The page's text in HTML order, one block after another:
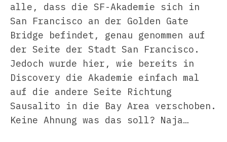
alle, dass die SF-Akademie sich in
San Francisco an der Golden Gate
Bridge befindet, genau genommen auf
der Seite der Stadt San Francisco.
Jedoch wurde hier, wie bereits in
Discovery die Akademie einfach mal
auf die andere Seite Richtung
Sausalito in die Bay Area verschoben.
Keine Ahnung was das soll? Naja…